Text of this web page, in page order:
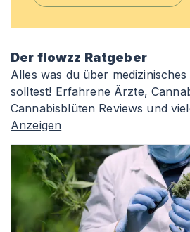
Der flowzz Ratgeber
Alles was du über
solltest! Erfahrene Ärzte,
Cannabisblüten Reviews und
Anzeigen